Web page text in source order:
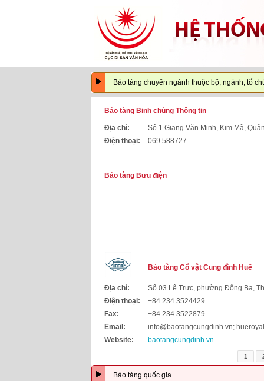
Bảo tàng chuyên ngành thuộc bộ, ngành, tổ
Bảo tàng Binh chủng Thông tin
Địa chỉ:
Số 1 Giang Văn Minh, Kim Mã,
Điện thoại:
069.588727
Bảo tàng Bưu điện
Bảo tàng Cổ vật Cung đình Huế
Địa chỉ:
Số 03 Lê Trực, phường Đông Ba,
Điện thoại:
+84.234.3524429
Fax:
+84.234.3522879
Email:
info@baotangcungdinh.vn;
Website:
baotangcungdinh.vn
1
Bảo tàng quốc gia